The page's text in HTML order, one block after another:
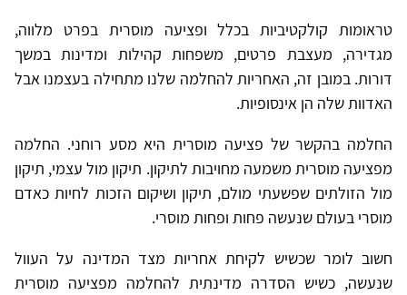
טראומות קולקטיביות בכלל ופציעה מוסרית בפרט מלווה,
מגדירה, מעצבת פרטים, משפחות קהילות ומדינות במשך
דורות. במובן זה, האחריות להחלמה שלנו מתחילה בעצמנו אבל
האדוות שלה הן אינסופיות.
החלמה בהקשר של פציעה מוסרית היא מסע רוחני. החלמה
מפציעה מוסרית משמעה מחויבות לתיקון. תיקון מול עצמי, תיקון
מול הזולתים שפשעתי מולם, תיקון ושיקום הזכות לחיות כאדם
מוסרי בעולם שנעשה פחות ופחות מוסרי.
חשוב לומר שכשיש לקיחת אחריות מצד המדינה על העוול
שנעשה, כשיש הסדרה מדינתית להחלמה מפציעה מוסרית